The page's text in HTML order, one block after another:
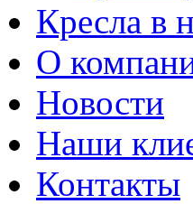
Кресла в
О
Новости
Наши
Контакты